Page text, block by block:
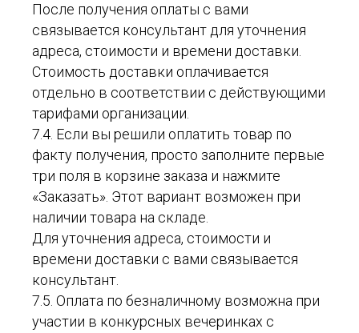
После получения оплаты с вами
связывается консультант для уточнения
адреса, стоимости и времени доставки.
Стоимость доставки оплачивается
отдельно в соответствии с действующими
тарифами организации.
7.4. Если вы решили оплатить товар по
факту получения, просто заполните первые
три поля в корзине заказа и нажмите
«Заказать». Этот вариант возможен при
наличии товара на складе.
Для уточнения адреса, стоимости и
времени доставки с вами связывается
консультант.
7.5. Оплата по безналичному возможна при
участии в конкурсных вечеринках с